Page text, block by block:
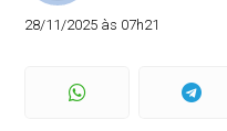
28/11/2025 às 07h21